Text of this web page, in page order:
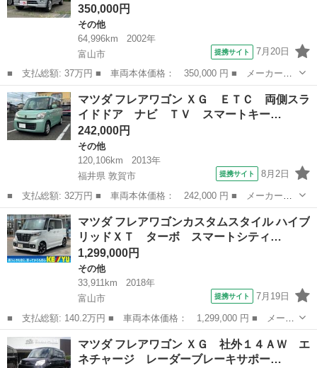
350,000円
その他
64,996km
2002年
富山市
提携サイト 7月20日
■ 支払総額: 37万円 ■ 車両本体価格： 350,000 円 ■ メーカー
名： マツダ ■ 車種名： ラピュタ ■ グレード名： Ｓ ４Ｗ
Ｄ ６４馬力 プラグ．ベルト．エアーエレメント．サーモスタッ
ト．ブレーキパッド．...
富山 富山市 その他
マツダ フレアワゴン ＸＧ ＥＴＣ 両側スラ
イドドア ナビ ＴＶ スマートキー…
242,000円
その他
120,106km
2013年
福井県 敦賀市
提携サイト 8月2日
■ 支払総額: 32万円 ■ 車両本体価格： 242,000 円 ■ メーカー
名： マツダ ■ 車種名： フレアワゴン ■ グレード名： ＸＧ
ＥＴＣ 両側スライドドア ナビ ＴＶ スマートキー アイドリン
グストップ 電動...
福井 敦賀市 その他
マツダ フレアワゴンカスタムスタイル ハイブ
リッドＸＴ ターボ スマートシティ…
1,299,000円
その他
33,911km
2018年
富山市
提携サイト 7月19日
■ 支払総額: 140.2万円 ■ 車両本体価格： 1,299,000 円 ■ メーカ
ー名： マツダ ■ 車種名： フレアワゴンカスタムスタイル ■ グ
レード名： ハイブリッドＸＴ ターボ スマートシティブレーキ
社外ナビ...
富山 富山市 その他
マツダ フレアワゴン ＸＧ 社外１４ＡＷ エ
ネチャージ レーダーブレーキサポー…